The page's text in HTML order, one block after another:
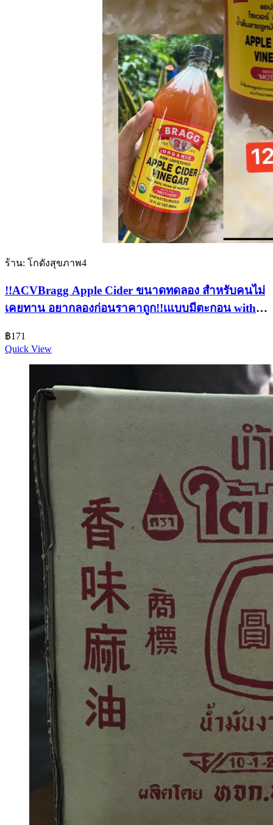
ร้าน: โกดังสุขภาพ4
!!ACVBragg Apple Cider ขนาดทดลอง สำหรับคนไม่
เคยทาน อยากลองก่อนราคาถูก!!เแบบมีตะกอน with
฿171
Quick View